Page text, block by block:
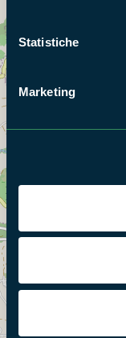
Statistiche
Marketing